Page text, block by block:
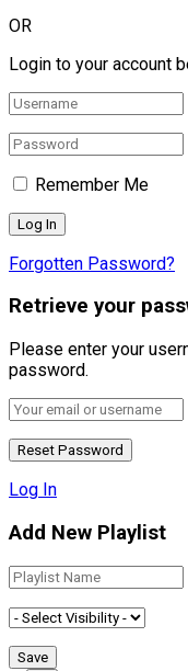
OR
Login to your account
Remember Me
Forgotten Password?
Retrieve your
Please enter your
password.
Log In
Add New Playlist